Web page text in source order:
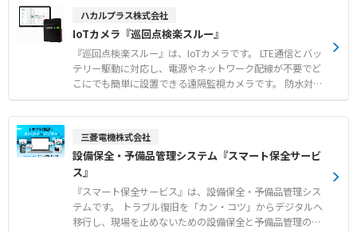
えています。 監視・制御用の警報出力を付与できるほか、
アナログ信号や各種通信などの多彩なインターフェースを
搭載可能です。 安心の4年間保証が付属しています。 【特
徴】 ●多様なセンサー信号やパルス信号の受信に対応する
高い汎用性 ●単相1MHzおよび90度位相差入力250kHzま
で対応する高速応答性 ●警報出力や各種通信機能を搭載可
能な親和性の高いインターフェース 【用途・事例】 ●工
測 ●エンコーダや各種センサーと組み合わせた高精度な距
離や長さの測定 ●警報出力やアナログ信号伝送を活用した
外部機器の監視・制御システム
ハカルプラス株式会社
IoTカメラ『巡回点検楽スルー』
『巡回点検楽スルー』は、IoTカメラです。 LTE通信とバッ
テリー駆動に対応し、電源やネットワーク配線が不要でど
こにでも簡単に設置できる遠隔監視カメラです。 防水対応
（IP65相当）やフラッシュ機能により、屋外や暗い場所で
も鮮明な画像を撮影できます。 1日数回のスケジュール撮
メーターや現場の状況を自動で画像記録します。 撮影した
データはクラウドへ転送され、PCやスマートフォンから一
括管理できるため、巡回点検業務の負担軽減と効率化に貢
献します。 【特徴】 ●LTE通信とバッテリー駆動によりネ
ットワーク・電源配線が不要 ●防水対応（IP65相当）と内
蔵フラッシュで屋外や暗所の撮影も可能 ●クラウド経由で
三菱電機株式会社
設備保全・予備品管理システム『スマート保全サービ
ス』
『スマート保全サービス』は、設備保全・予備品管理シス
テムです。 トラブル復旧を「カン・コツ」からデジタルへ
移行し、現場を止めないための設備保全と予備品管理のDX